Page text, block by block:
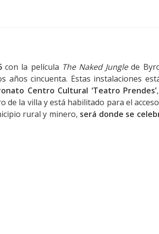
con la película The Naked Junglede
años cincuenta. Estas instalaciones
Centro Cultural ‘Teatro Prendes’
la villa y está habilitado para el
rural y minero, será donde se